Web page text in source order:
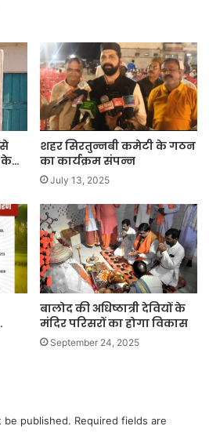
के…
शहर सिरतुन्नबी कमेटी के गठन
का कार्यक्रम संपन्न
July 13, 2025
बालोद की अधिष्ठात्री देवियों के
मंदिर परिसरों का होगा विकास
September 24, 2025
be published. Required fields are